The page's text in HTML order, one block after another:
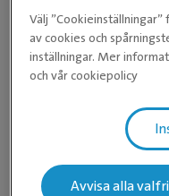
Internal Medicine.
Anna träffar ni fram
Anna ansvarar för
utredningar av
Välj
av cookies och
inställningar. Mer
och vår cookiepolicy
Avvisa alla